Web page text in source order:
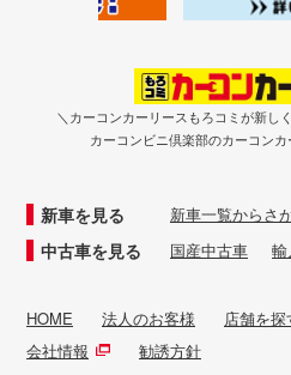
＼カーコンカーリースもろコミが新し
カーコンビニ倶楽部のカーコン
新車を見る 新車一覧からさ
中古車を見る 国産中古車
HOME 法人のお客様 店舗を探
会社情報
勧誘方針